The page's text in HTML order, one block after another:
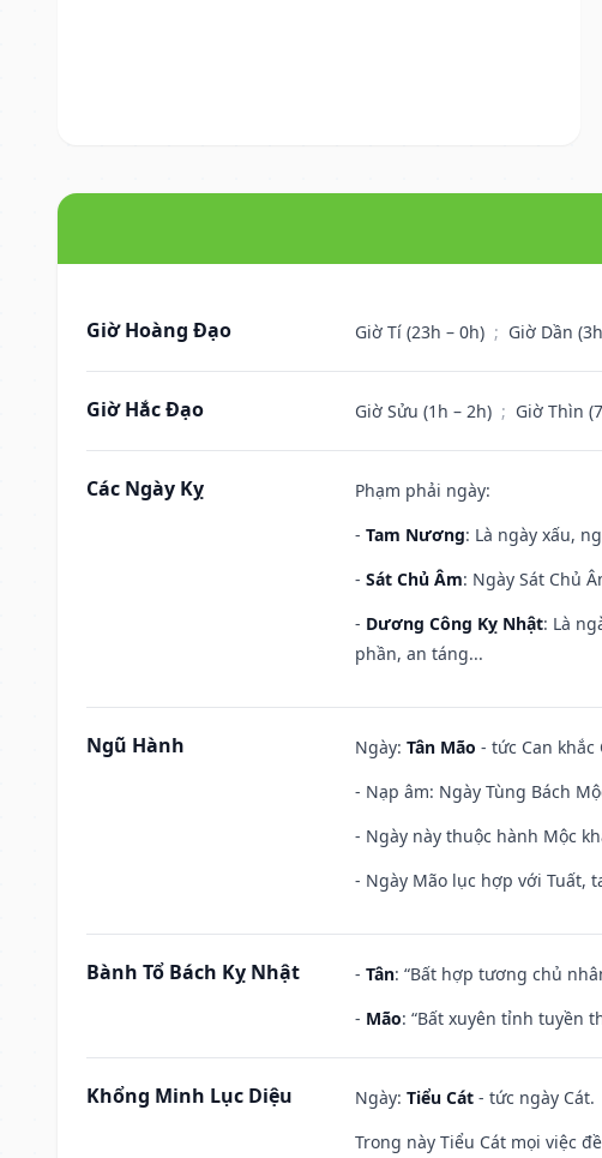
Giờ Hoàng Đạo Giờ Tí (23h – 0h) ; Giờ Dần
Giờ Hắc Đạo Giờ Sửu (1h – 2h) ; Giờ Thìn
Các Ngày Kỵ
Phạm phải ngày:
- Tam Nương: Là ngày xấu,
- Sát Chủ Âm: Ngày Sát Chủ
- Dương Công Kỵ Nhật: Là
phần, an táng...
Ngũ Hành Ngày: Tân Mão - tức Can
- Nạp âm: Ngày Tùng Bách
- Ngày này thuộc hành Mộc
- Ngày Mão lục hợp với Tuất,
Bành Tổ Bách Kỵ Nhật - Tân: “Bất hợp tương chủ
- Mão: “Bất xuyên tỉnh tuyền
Khổng Minh Lục Diệu Ngày: Tiểu Cát - tức ngày Cát.
Trong này Tiểu Cát mọi việc